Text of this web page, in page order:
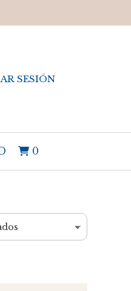
SESIÓN
0